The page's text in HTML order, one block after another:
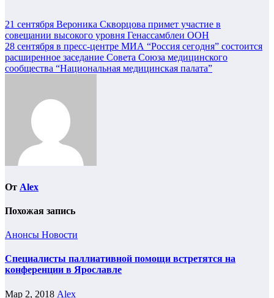
Навигация
по
записям
21 сентября Вероника Скворцова примет участие в
совещании высокого уровня Генассамблеи ООН
28 сентября в пресс-центре МИА “Россия сегодня” состоится
расширенное заседание Совета Союза медицинского
сообщества “Национальная медицинская палата”
От Alex
Похожая запись
Анонсы Новости
Специалисты паллиативной помощи встретятся на
конференции в Ярославле
Мар 2, 2018 Alex